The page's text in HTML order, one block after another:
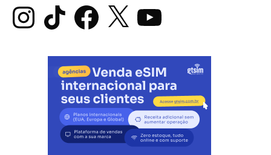
InstagramTikTok Facebook
X YouTube